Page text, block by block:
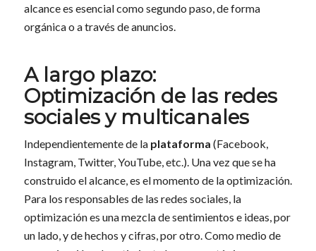
alcance es esencial como segundo paso, de forma
orgánica o a través de anuncios.
A largo plazo:
Optimización de las redes
sociales y multicanales
Independientemente de la plataforma (Facebook,
Instagram, Twitter, YouTube, etc.). Una vez que se ha
construido el alcance, es el momento de la optimización.
Para los responsables de las redes sociales, la
optimización es una mezcla de sentimientos e ideas, por
un lado, y de hechos y cifras, por otro. Como medio de